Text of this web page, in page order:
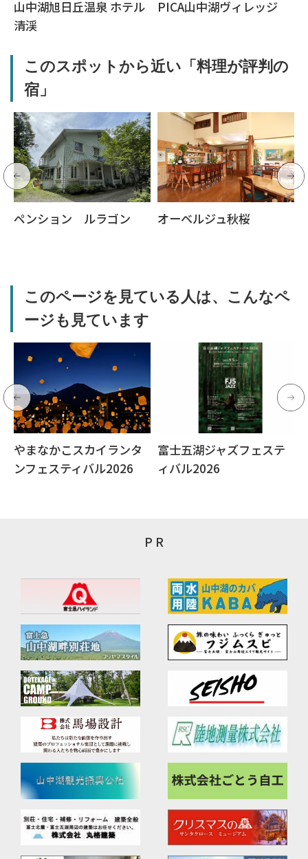
山中湖旭日丘温泉 ホテル
清渓
PICA山中湖ヴィレッジ
このスポットから近い「料理が評判の
宿」
ペンション ルラゴン オーベルジュ秋桜
このページを見ている人は、こんなペ
ージも見ています
やまなかこスカイランタ
ンフェスティバル2026
富士五湖ジャズフェステ
ィバル2026
P R